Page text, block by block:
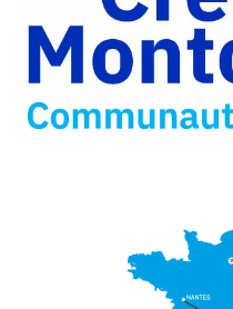
Twitter
Partager
par
e-
mail